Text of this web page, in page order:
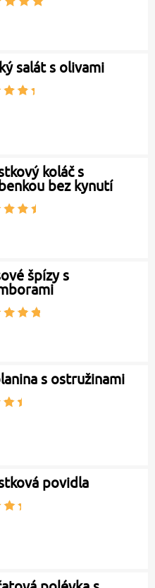
salát s olivami
koláč s
bez kynutí
špízy s
s ostružinami
povidla